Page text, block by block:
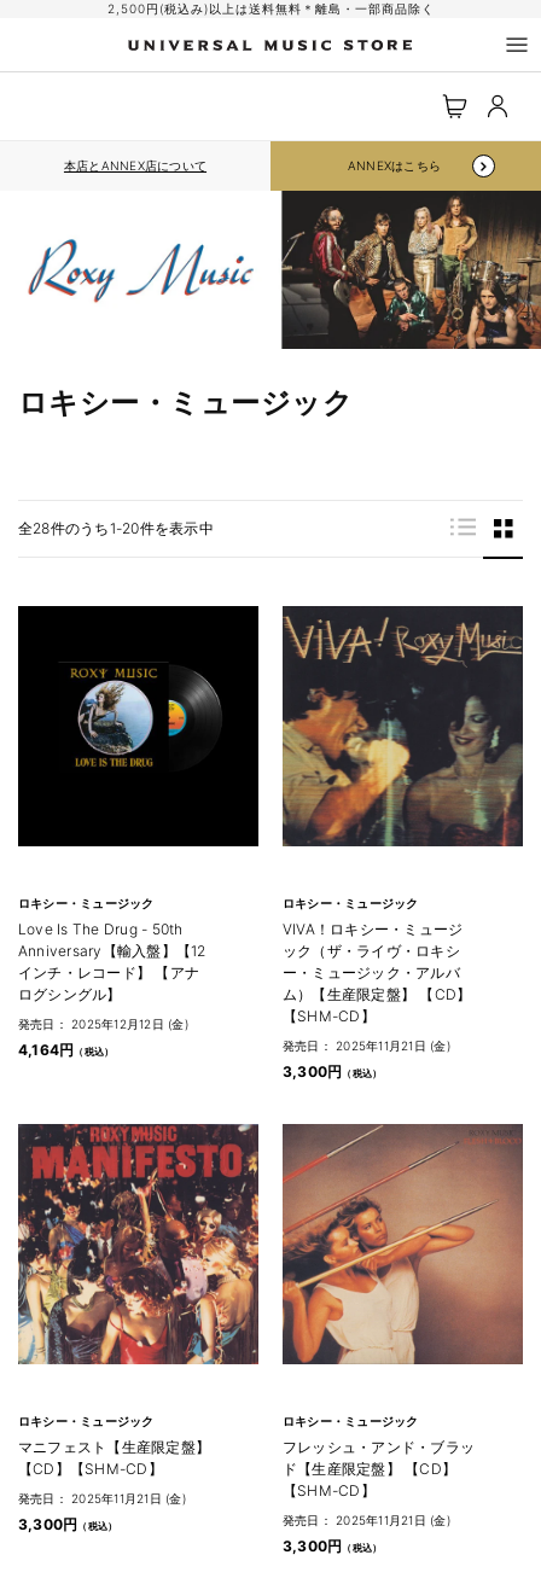
2,500円(税込み)以上は送料無料＊離島・一部商品除く
ー
ロ
グ
イ
ン
本店とANNEX店について ANNEXはこちら
ロキシー・ミュージック
全28件のうち1-20件を表示中
ロキシー・ミュージック
Love Is The Drug - 50th
Anniversary【輸入盤】【12
インチ・レコード】 【アナ
ログシングル】
発売日： 2025年12月12日 (金)
4,164円
ロキシー・ミュージック
VIVA！ロキシー・ミュージ
ック（ザ・ライヴ・ロキシ
ー・ミュージック・アルバ
ム）【生産限定盤】 【CD】
【SHM-CD】
発売日： 2025年11月21日 (金)
3,300円
ロキシー・ミュージック
マニフェスト【生産限定盤】
【CD】【SHM-CD】
発売日： 2025年11月21日 (金)
3,300円
ロキシー・ミュージック
フレッシュ・アンド・ブラッ
ド【生産限定盤】 【CD】
【SHM-CD】
発売日： 2025年11月21日 (金)
3,300円